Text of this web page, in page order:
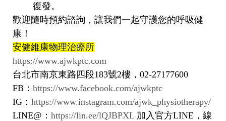
復發。
歡迎隨時預約諮詢，讓我們一起守護您的呼吸健
康！
安健維康物理治療所
https://www.ajwkptc.com
台北市南京東路四段183號2樓，02-27177600
FB：https://www.facebook.com/ajwkptc
IG：https://www.instagram.com/ajwk_physiotherapy/
LINE@：https://lin.ee/lQJBPXL 加入官方LINE，線